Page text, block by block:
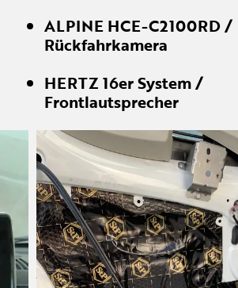
ALPINE HCE-C2100RD /
Rückfahrkamera
HERTZ 16er System /
Frontlautsprecher